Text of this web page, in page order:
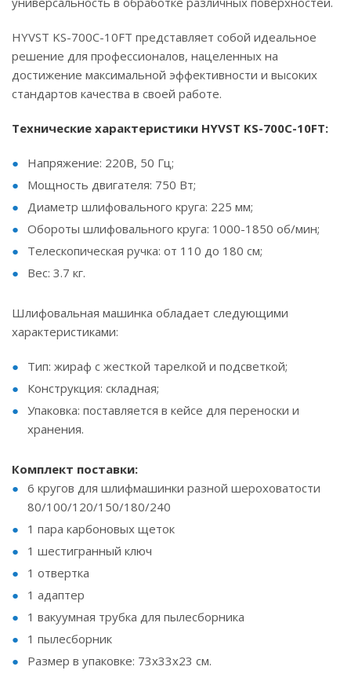
HYVST KS-700C-10FT представляет собой идеальное
решение для профессионалов, нацеленных на
достижение максимальной эффективности и высоких
стандартов качества в своей работе.
Технические характеристики HYVST KS-700C-10FT:
Напряжение: 220В, 50 Гц;
Мощность двигателя: 750 Вт;
Диаметр шлифовального круга: 225 мм;
Обороты шлифовального круга: 1000-1850 об/мин;
Телескопическая ручка: от 110 до 180 см;
Вес: 3.7 кг.
Шлифовальная машинка обладает следующими
характеристиками:
Тип: жираф с жесткой тарелкой и подсветкой;
Конструкция: складная;
Упаковка: поставляется в кейсе для переноски и
хранения.
Комплект поставки:
6 кругов для шлифмашинки разной шероховатости
80/100/120/150/180/240
1 пара карбоновых щеток
1 шестигранный ключ
1 отвертка
1 адаптер
1 вакуумная трубка для пылесборника
1 пылесборник
Размер в упаковке: 73x33x23 см.